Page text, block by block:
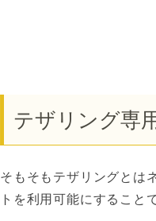
テザリング専
そもそもテザリングとは
トを利用可能にすること